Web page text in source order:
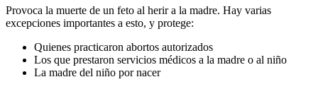
Provoca la muerte de un feto al herir a la madre. Hay varias
excepciones importantes a esto, y protege:
Quienes practicaron abortos autorizados
Los que prestaron servicios médicos a la madre o al niño
La madre del niño por nacer